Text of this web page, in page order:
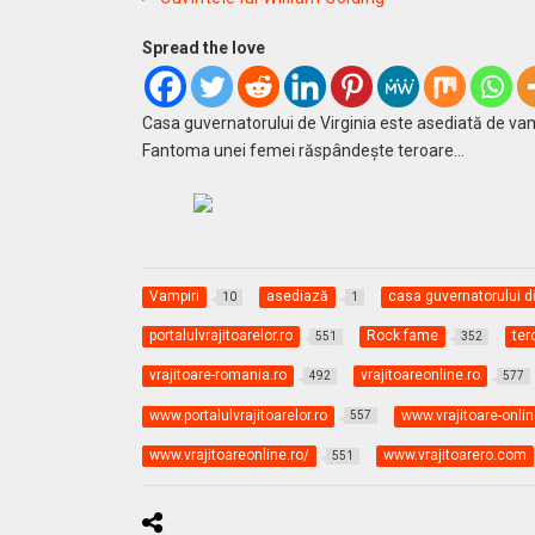
Spread the love
Casa guvernatorului de Virginia este asediată de
Fantoma unei femei răspândeşte teroare…
Vampiri 10 asediază 1 casa guvernatorului
portalulvrajitoarelor.ro 551 Rock fame 352
vrajitoare-romania.ro 492 vrajitoareonline.ro 577
www.portalulvrajitoarelor.ro 557 www.vrajitoare-
www.vrajitoareonline.ro/ 551 www.vrajitoarero.com